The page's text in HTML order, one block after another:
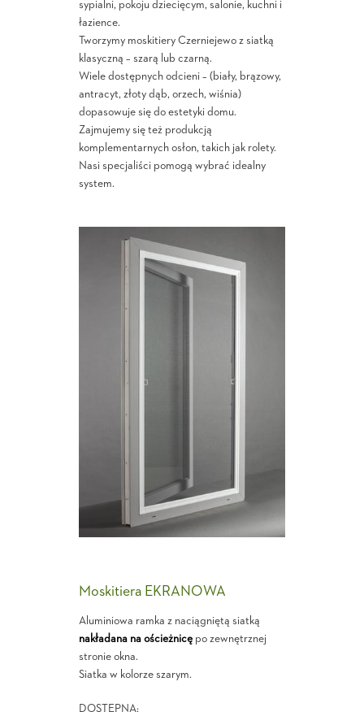
sypialni, pokoju dziecięcym, salonie, kuchni i
łazience.
Tworzymy moskitiery Czerniejewo z siatką
klasyczną – szarą lub czarną.
Wiele dostępnych odcieni – (biały, brązowy,
antracyt, złoty dąb, orzech, wiśnia)
dopasowuje się do estetyki domu.
Zajmujemy się też produkcją
komplementarnych osłon, takich jak rolety.
Nasi specjaliści pomogą wybrać idealny
system.
Moskitiera EKRANOWA
Aluminiowa ramka z naciągniętą siatką
nakładana na ościeżnicępo zewnętrznej
stronie okna.
Siatka w kolorze szarym.
DOSTĘPNA: